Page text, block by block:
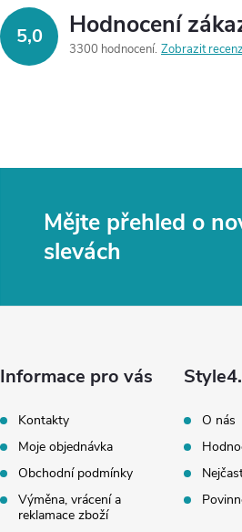
5,0 Hodnocení
3300 hodnocení Zobrazit
Mějte přehled o
slevách
Informace pro vás
Kontakty
Moje objednávka
Obchodní podmínky
Výměna, vrácení a
reklamace zboží
O nás